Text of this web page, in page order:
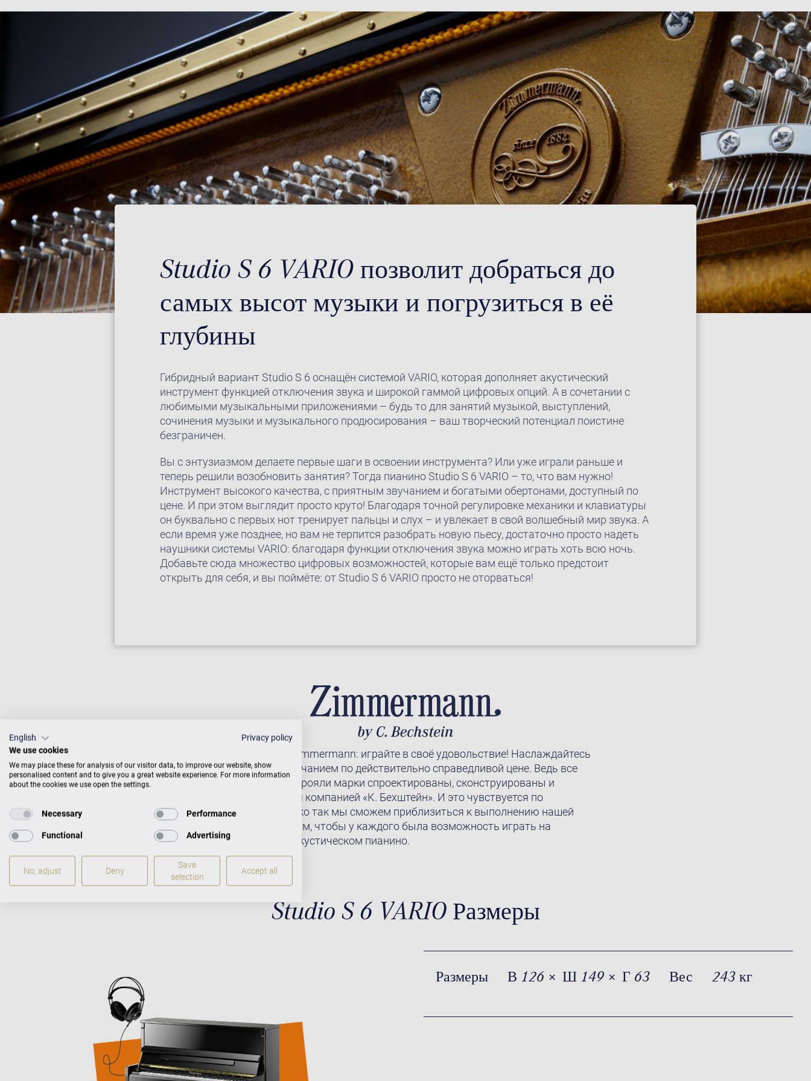
Studio S 6 VARIO позволит добраться до
самых высот музыки и погрузиться в её
глубины
Гибридный вариант Studio S 6 оснащён системой VARIO, которая дополняет акустический
инструмент функцией отключения звука и широкой гаммой цифровых опций. А в сочетании с
любимыми музыкальными приложениями – будь то для занятий музыкой, выступлений,
сочинения музыки и музыкального продюсирования – ваш творческий потенциал поистине
безграничен.
Вы с энтузиазмом делаете первые шаги в освоении инструмента? Или уже играли раньше и
теперь решили возобновить занятия? Тогда пианино Studio S 6 VARIO – то, что вам нужно!
Инструмент высокого качества, с приятным звучанием и богатыми обертонами, доступный по
цене. И при этом выглядит просто круто! Благодаря точной регулировке механики и клавиатуры
он буквально с первых нот тренирует пальцы и слух – и увлекает в свой волшебный мир звука. А
если время уже позднее, но вам не терпится разобрать новую пьесу, достаточно просто надеть
наушники системы VARIO: благодаря функции отключения звука можно играть хоть всю ночь.
Добавьте сюда множество цифровых возможностей, которые вам ещё только предстоит
открыть для себя, и вы поймёте: от Studio S 6 VARIO просто не оторваться!
Инструменты Zimmermann: играйте в своё удовольствие! Наслаждайтесь
прекрасным звучанием по действительно справедливой цене. Ведь все
наши пианино и рояли марки спроектированы, сконструированы и
контролируются компанией «К. Бехштейн». И это чувствуется по
звучанию! Только так мы сможем приблизиться к выполнению нашей
миссии: мы хотим, чтобы у каждого была возможность играть на
качественном акустическом пианино.
Studio S 6 VARIO Размеры
Размеры В 126 × Ш 149 × Г 63 Вес 243 кг
English
Privacy policy
We use cookies
We may place these for analysis of our visitor data, to improve our website, show
personalised content and to give you a great website experience. For more information
about the cookies we use open the settings.
Necessary Performance
Functional Advertising
No, adjust Deny
Save
selection
Accept all